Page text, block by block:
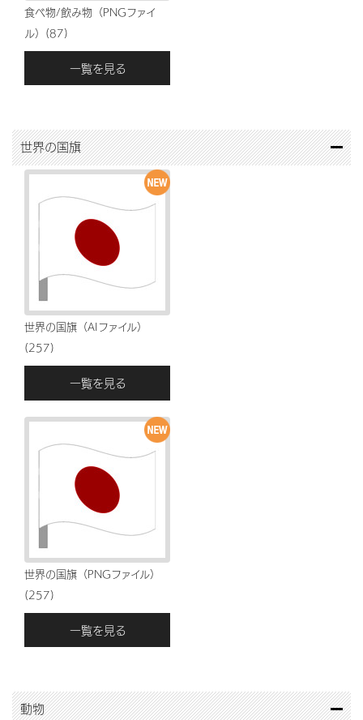
食べ物/飲み物（PNGファイ
ル）(87)
一覧を見る
世界の国旗
世界の国旗（AIファイル）
(257)
一覧を見る
世界の国旗（PNGファイル）
(257)
一覧を見る
動物